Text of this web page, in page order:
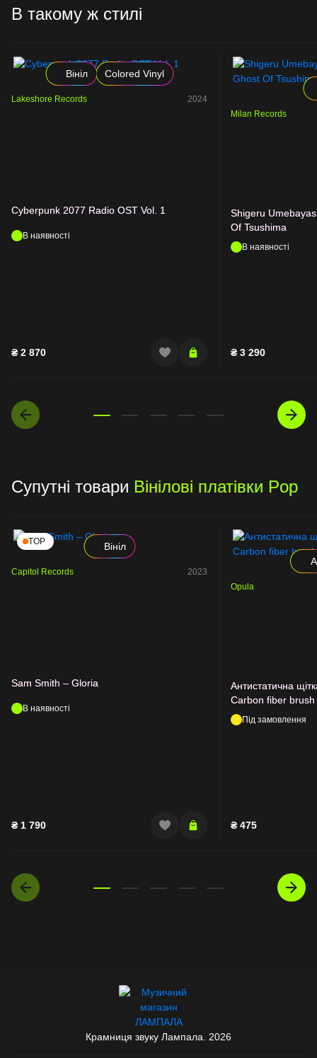
В такому ж стилі
Вініл Colored Vinyl
Lakeshore Records 2024
Cyberpunk 2077 Radio OST Vol. 1
В наявності
₴ 2 870
Milan Records
Shigeru
Of Tsushima
В наявності
₴ 3 290
Супутні товари Вінілові платівки Pop
TOP Вініл
Capitol Records 2023
Sam Smith – Gloria
В наявності
₴ 1 790
Opula
Антистатична
Carbon fiber brush
Під замовлення
₴ 475
Крамниця звуку Лампала. 2026